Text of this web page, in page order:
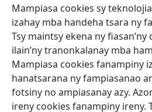
Mampiasa cookies sy
izahay mba handeha tsara ny
Tsy maintsy ekena ny
ilain’ny tranonkalanay mba
Mampiasa cookies fanampiny
hanatsarana ny fampiasanao
fotsiny no ampiasanay azy.
ireny cookies fanampiny ireny.
Fanomezana
(manokatra
rohy)
FITEHIRIZAM-BOKIN’NY
(manokatra
rohy)
JW Hub
(manokatra
rohy)
JW Library